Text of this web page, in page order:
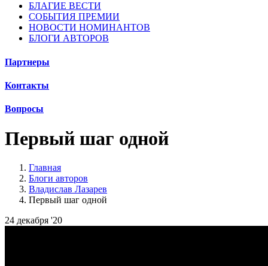
БЛАГИЕ ВЕСТИ
СОБЫТИЯ ПРЕМИИ
НОВОСТИ НОМИНАНТОВ
БЛОГИ АВТОРОВ
Партнеры
Контакты
Вопросы
Первый шаг одной
Главная
Блоги авторов
Владислав Лазарев
Первый шаг одной
24 декабря '20